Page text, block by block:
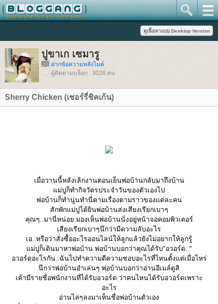
ปูขาเก เซมารู
ฝากข้อความหลังไมค์
ผู้ติดตามบล็อก : 3028 คน
Sherry Chicken (เชอร์รี่ชิคเก้น)
เมื่อวานนี้หลังเลิกงานตอนเย็นพ่อบ้านกลับมาถึงบ้าน
ม่ปูก็ทำกิจวัตรประจำวันของตัวเองไป
พ่อบ้านก็ทำนู่นทำนี่ตามเรื่องตามราวของแต่ละคน
สักพักแม่ปูได้ยินพ่อบ้านส่งเสียงเรียกเบาๆ
คุณๆ..มานี่หน่อย มองเห็นพ่อบ้านนั่งอยู่หน้าจอคอมพิวเตอร์
เสียงเรียกเบาๆนึกว่ามีความลับอะไร
เอ..หรือว่าสั่งซื้ออะไรออนไลน์ให้ลูกแล้วยังไม่อยากให้ลูกรู้
ม่ปูก็เดินมาหาพ่อบ้าน พ่อบ้านบอกว่าคุณได้รับ"อวอร์ด.."
อวอร์ดอะไรกัน..ฉันไปทำความดีความชอบอะไรที่ไหนตั้งแต่เมื่อไหร่
นึกว่าพ่อบ้านอำเล่นๆ พ่อบ้านบอกว่าอ่านอีเมล์ดูสิ
เค้ามีรายชื่อพนักงานที่ได้รับอวอร์ด ว่าคนไหนได้รับอวอร์ดเพราะ
อะไร
อ่านไล่ๆลงมาเห็นชื่อพ่อบ้านตัวเอง